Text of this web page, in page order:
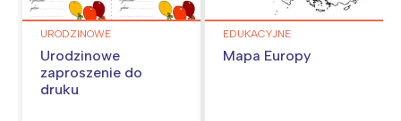
URODZINOWE
Urodzinowe
zaproszenie do
druku
EDUKACYJNE
Mapa Europy